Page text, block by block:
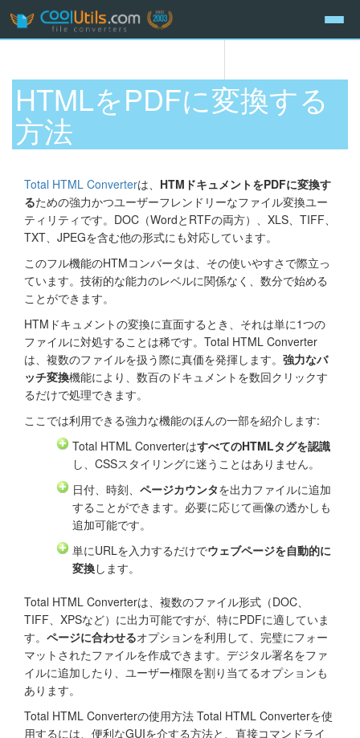
HTMLをPDFに変換する
方法
Total HTML Converterは、 HTMドキュメントをPDFに変換す
るための強力かつユーザーフレンドリーなファイル変換ユー
ティリティです。DOC（WordとRTFの両方）、XLS、TIFF、
TXT、JPEGを含む他の形式にも対応しています。
このフル機能のHTMコンバータは、その使いやすさで際立っ
ています。技術的な能力のレベルに関係なく、数分で始める
ことができます。
HTMドキュメントの変換に直面するとき、それは単に1つの
ファイルに対処することは稀です。Total HTML Converter
は、複数のファイルを扱う際に真価を発揮します。 強力なバ
ッチ変換機能により、数百のドキュメントを数回クリックす
るだけで処理できます。
ここでは利用できる強力な機能のほんの一部を紹介します:
Total HTML ConverterはすべてのHTMLタグを認識
し、CSSスタイリングに迷うことはありません。
日付、時刻、 ページカウンタを出力ファイルに追加
することができます。必要に応じて画像の透かしも
追加可能です。
単にURLを入力するだけでウェブページを自動的に
変換します。
Total HTML Converterは、複数のファイル形式（DOC、
TIFF、XPSなど）に出力可能ですが、特にPDFに適していま
す。 ページに合わせるオプションを利用して、完璧にフォー
マットされたファイルを作成できます。デジタル署名をファ
イルに追加したり、ユーザー権限を割り当てるオプションも
あります。
Total HTML Converterの使用方法 Total HTML Converterを使
用するには、便利なGUIを介する方法と、直接コマンドライ